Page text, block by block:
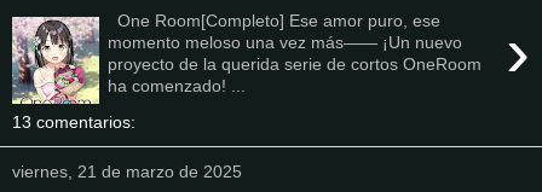
›
One Room[Completo] Ese amor puro, ese
momento meloso una vez más―― ¡Un nuevo
proyecto de la querida serie de cortos OneRoom
ha comenzado! ...
13 comentarios:
viernes, 21 de marzo de 2025